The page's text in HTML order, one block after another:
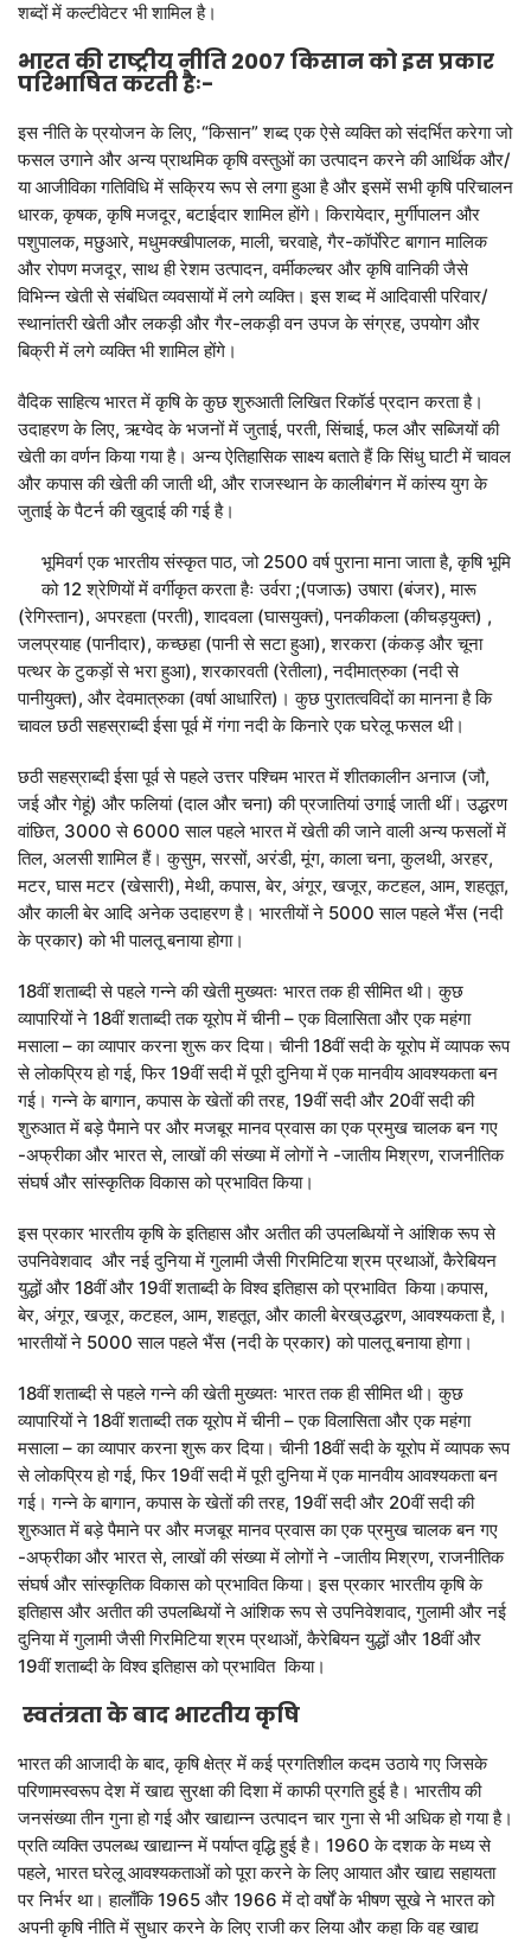
शब्दों में कल्टीवेटर भी शामिल है।
भारत की राष्ट्रीय नीति 2007 किसान को इस प्रकार
परिभाषित करती हैः-
इस नीति के प्रयोजन के लिए, “किसान” शब्द एक ऐसे व्यक्ति को संदर्भित करेगा जो
फसल उगाने और अन्य प्राथमिक कृषि वस्तुओं का उत्पादन करने की आर्थिक और/
या आजीविका गतिविधि में सक्रिय रूप से लगा हुआ है और इसमें सभी कृषि परिचालन
धारक, कृषक, कृषि मजदूर, बटाईदार शामिल होंगे। किरायेदार, मुर्गीपालन और
पशुपालक, मछुआरे, मधुमक्खीपालक, माली, चरवाहे, गैर-कॉर्पाेरेट बागान मालिक
और रोपण मजदूर, साथ ही रेशम उत्पादन, वर्मीकल्चर और कृषि वानिकी जैसे
विभिन्न खेती से संबंधित व्यवसायों में लगे व्यक्ति। इस शब्द में आदिवासी परिवार/
स्थानांतरी खेती और लकड़ी और गैर-लकड़ी वन उपज के संग्रह, उपयोग और
बिक्री में लगे व्यक्ति भी शामिल होंगे।
वैदिक साहित्य भारत में कृषि के कुछ शुरुआती लिखित रिकॉर्ड प्रदान करता है।
उदाहरण के लिए, ऋग्वेद के भजनों में जुताई, परती, सिंचाई, फल और सब्जियों की
खेती का वर्णन किया गया है। अन्य ऐतिहासिक साक्ष्य बताते हैं कि सिंधु घाटी में चावल
और कपास की खेती की जाती थी, और राजस्थान के कालीबंगन में कांस्य युग के
जुताई के पैटर्न की खुदाई की गई है।
भूमिवर्ग एक भारतीय संस्कृत पाठ, जो 2500 वर्ष पुराना माना जाता है, कृषि भूमि
को 12 श्रेणियों में वर्गीकृत करता हैः उर्वरा ;(पजाऊ) उषारा (बंजर), मारू
(रेगिस्तान), अपरहता (परती), शादवला (घासयुक्तं), पनकीकला (कीचड़युक्त) ,
जलप्रयाह (पानीदार), कच्छहा (पानी से सटा हुआ), शरकरा (कंकड़ और चूना
पत्थर के टुकड़ों से भरा हुआ), शरकारवती (रेतीला), नदीमात्रुका (नदी से
पानीयुक्त), और देवमात्रुका (वर्षा आधारित)। कुछ पुरातत्वविदों का मानना है कि
चावल छठी सहस्राब्दी ईसा पूर्व में गंगा नदी के किनारे एक घरेलू फसल थी।
छठी सहस्राब्दी ईसा पूर्व से पहले उत्तर पश्चिम भारत में शीतकालीन अनाज (जौ,
जई और गेहूं) और फलियां (दाल और चना) की प्रजातियां उगाई जाती थीं। उद्धरण
वांछित, 3000 से 6000 साल पहले भारत में खेती की जाने वाली अन्य फसलों में
तिल, अलसी शामिल हैं। कुसुम, सरसों, अरंडी, मूंग, काला चना, कुलथी, अरहर,
मटर, घास मटर (खेसारी), मेथी, कपास, बेर, अंगूर, खजूर, कटहल, आम, शहतूत,
और काली बेर आदि अनेक उदाहरण है। भारतीयों ने 5000 साल पहले भैंस (नदी
के प्रकार) को भी पालतू बनाया होगा।
18वीं शताब्दी से पहले गन्ने की खेती मुख्यतः भारत तक ही सीमित थी। कुछ
व्यापारियों ने 18वीं शताब्दी तक यूरोप में चीनी – एक विलासिता और एक महंगा
मसाला – का व्यापार करना शुरू कर दिया। चीनी 18वीं सदी के यूरोप में व्यापक रूप
से लोकप्रिय हो गई, फिर 19वीं सदी में पूरी दुनिया में एक मानवीय आवश्यकता बन
गई। गन्ने के बागान, कपास के खेतों की तरह, 19वीं सदी और 20वीं सदी की
शुरुआत में बड़े पैमाने पर और मजबूर मानव प्रवास का एक प्रमुख चालक बन गए
-अफ्रीका और भारत से, लाखों की संख्या में लोगों ने -जातीय मिश्रण, राजनीतिक
संघर्ष और सांस्कृतिक विकास को प्रभावित किया।
इस प्रकार भारतीय कृषि के इतिहास और अतीत की उपलब्धियों ने आंशिक रूप से
उपनिवेशवाद और नई दुनिया में गुलामी जैसी गिरमिटिया श्रम प्रथाओं, कैरेबियन
युद्धों और 18वीं और 19वीं शताब्दी के विश्व इतिहास को प्रभावित किया।कपास,
बेर, अंगूर, खजूर, कटहल, आम, शहतूत, और काली बेरख्उद्धरण, आवश्यकता है,।
भारतीयों ने 5000 साल पहले भैंस (नदी के प्रकार) को पालतू बनाया होगा।
18वीं शताब्दी से पहले गन्ने की खेती मुख्यतः भारत तक ही सीमित थी। कुछ
व्यापारियों ने 18वीं शताब्दी तक यूरोप में चीनी – एक विलासिता और एक महंगा
मसाला – का व्यापार करना शुरू कर दिया। चीनी 18वीं सदी के यूरोप में व्यापक रूप
से लोकप्रिय हो गई, फिर 19वीं सदी में पूरी दुनिया में एक मानवीय आवश्यकता बन
गई। गन्ने के बागान, कपास के खेतों की तरह, 19वीं सदी और 20वीं सदी की
शुरुआत में बड़े पैमाने पर और मजबूर मानव प्रवास का एक प्रमुख चालक बन गए
-अफ्रीका और भारत से, लाखों की संख्या में लोगों ने -जातीय मिश्रण, राजनीतिक
संघर्ष और सांस्कृतिक विकास को प्रभावित किया। इस प्रकार भारतीय कृषि के
इतिहास और अतीत की उपलब्धियों ने आंशिक रूप से उपनिवेशवाद, गुलामी और नई
दुनिया में गुलामी जैसी गिरमिटिया श्रम प्रथाओं, कैरेबियन युद्धों और 18वीं और
19वीं शताब्दी के विश्व इतिहास को प्रभावित किया।
स्वतंत्रता के बाद भारतीय कृषि
भारत की आजादी के बाद, कृषि क्षेत्र में कई प्रगतिशील कदम उठाये गए जिसके
परिणामस्वरूप देश में खाद्य सुरक्षा की दिशा में काफी प्रगति हुई है। भारतीय की
जनसंख्या तीन गुना हो गई और खाद्यान्न उत्पादन चार गुना से भी अधिक हो गया है।
प्रति व्यक्ति उपलब्ध खाद्यान्न में पर्याप्त वृद्धि हुई है। 1960 के दशक के मध्य से
पहले, भारत घरेलू आवश्यकताओं को पूरा करने के लिए आयात और खाद्य सहायता
पर निर्भर था। हालाँकि 1965 और 1966 में दो वर्षों के भीषण सूखे ने भारत को
अपनी कृषि नीति में सुधार करने के लिए राजी कर लिया और कहा कि वह खाद्य